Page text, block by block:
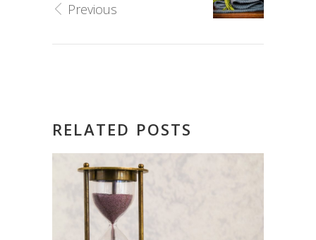
Previous
RELATED POSTS